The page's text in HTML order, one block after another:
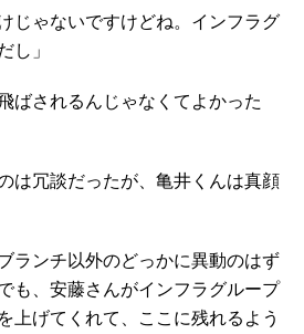
じゃないですけどね。インフラグ
し」
ばされるんじゃなくてよかった
は冗談だったが、亀井くんは真顔
ランチ以外のどっかに異動のはず
も、安藤さんがインフラグループ
上げてくれて、ここに残れるよう